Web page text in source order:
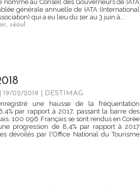
nommé au Conseil des Gouverneurs de IATA
générale annuelle de IATA (International
qui a eu lieu du 1er au 3 juin à...
, séoul
| 19/02/2019
DESTIMAG
une hausse de la fréquentation
par rapport à 2017, passant la barre des
100 096 Français se sont rendus en Corée
progression de 8,4% par rapport à 2017
dévoilés par l'Office National du Tourisme